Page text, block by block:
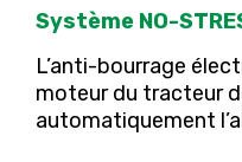
Système NO-
L’anti-bourrage
moteur du tracteur
automatiquement